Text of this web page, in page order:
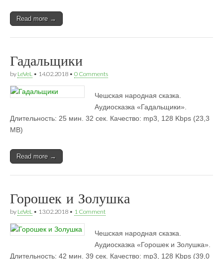
Read more →
Гадальщики
by LeVeL • 14.02.2018 • 0 Comments
Чешская народная сказка.
Аудиосказка «Гадальщики».
Длительность: 25 мин. 32 сек. Качество: mp3, 128 Kbps (23,3
MB)
Read more →
Горошек и Золушка
by LeVeL • 13.02.2018 • 1 Comment
Чешская народная сказка.
Аудиосказка «Горошек и Золушка».
Длительность: 42 мин. 39 сек. Качество: mp3, 128 Kbps (39,0